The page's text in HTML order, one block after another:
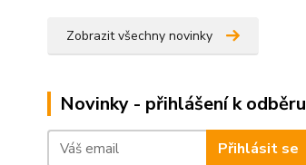
Zobrazit všechny novinky
Novinky - přihlášení k odběru
Přihlásit se